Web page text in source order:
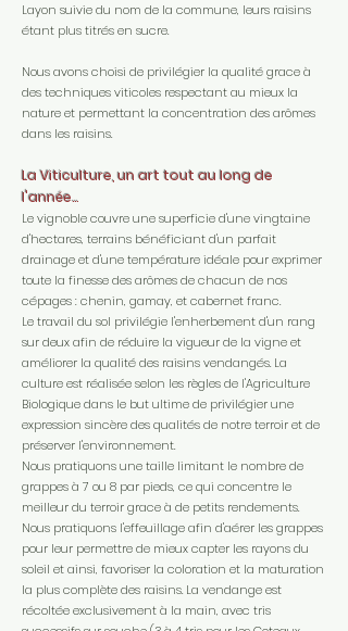
Layon suivie du nom de la commune, leurs raisins
étant plus titrés en sucre.
Nous avons choisi de privilégier la qualité grace à
des techniques viticoles respectant au mieux la
nature et permettant la concentration des arômes
dans les raisins.
La Viticulture, un art tout au long de
l'année...
Le vignoble couvre une superficie d'une vingtaine
d'hectares, terrains bénéficiant d'un parfait
drainage et d'une température idéale pour exprimer
toute la finesse des arômes de chacun de nos
cépages : chenin, gamay, et cabernet franc.
Le travail du sol privilégie l'enherbement d'un rang
sur deux afin de réduire la vigueur de la vigne et
améliorer la qualité des raisins vendangés. La
culture est réalisée selon les règles de l'Agriculture
Biologique dans le but ultime de privilégier une
expression sincère des qualités de notre terroir et de
préserver l'environnement.
Nous pratiquons une taille limitant le nombre de
grappes à 7 ou 8 par pieds, ce qui concentre le
meilleur du terroir grace à de petits rendements.
Nous pratiquons l'effeuillage afin d'aérer les grappes
pour leur permettre de mieux capter les rayons du
soleil et ainsi, favoriser la coloration et la maturation
la plus complète des raisins. La vendange est
récoltée exclusivement à la main, avec tris